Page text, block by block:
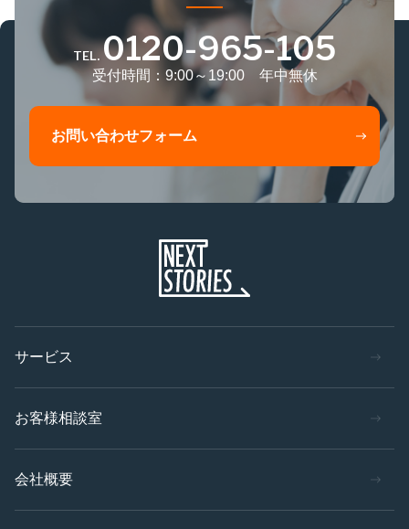
TEL.0120-965-105
受付時間：9:00～19:00 年中無休
お問い合わせフォーム
サービス
お客様相談室
会社概要